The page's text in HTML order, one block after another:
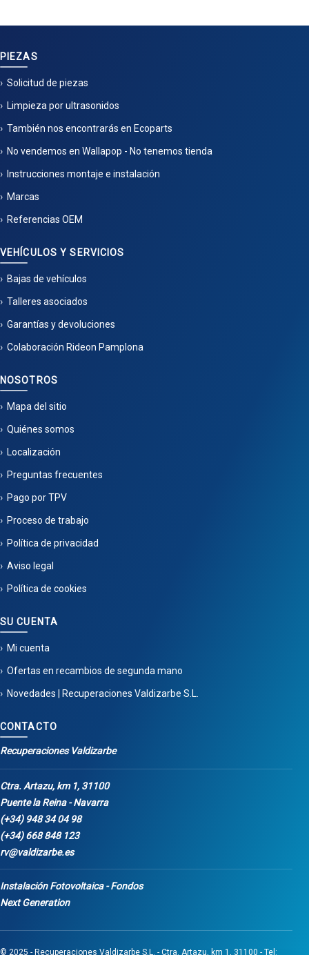
PIEZAS
Solicitud de piezas
Limpieza por ultrasonidos
También nos encontrarás en Ecoparts
No vendemos en Wallapop - No tenemos tienda
Instrucciones montaje e instalación
Marcas
Referencias OEM
VEHÍCULOS Y SERVICIOS
Bajas de vehículos
Talleres asociados
Garantías y devoluciones
Colaboración Rideon Pamplona
NOSOTROS
Mapa del sitio
Quiénes somos
Localización
Preguntas frecuentes
Pago por TPV
Proceso de trabajo
Política de privacidad
Aviso legal
Política de cookies
SU CUENTA
Mi cuenta
Ofertas en recambios de segunda mano
Novedades | Recuperaciones Valdizarbe S.L.
CONTACTO
Recuperaciones Valdizarbe
Ctra. Artazu, km 1, 31100
Puente la Reina - Navarra
(+34) 948 34 04 98
(+34) 668 848 123
rv@valdizarbe.es
Instalación Fotovoltaica - Fondos
Next Generation
© 2025 - Recuperaciones Valdizarbe S.L. - Ctra. Artazu, km 1, 31100 - Tel: